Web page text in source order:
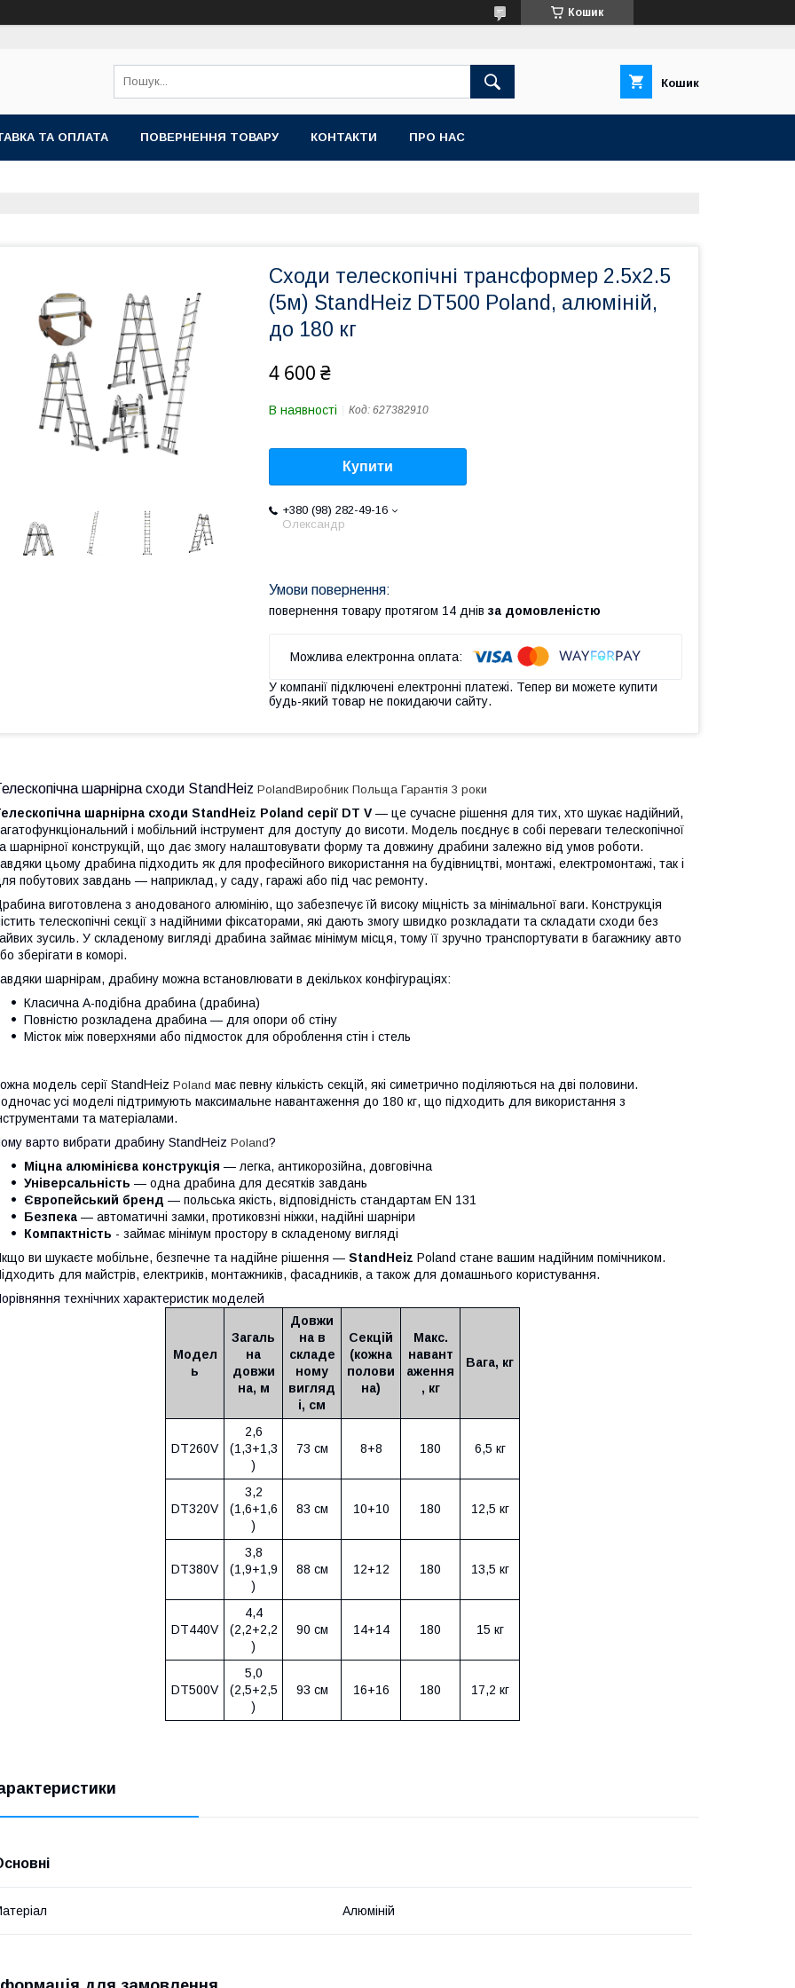
Кошик
Кошик
ТА ОПЛАТА ПОВЕРНЕННЯ ТОВАРУ КОНТАКТИ ПРО НАС
Сходи телескопічні трансформер 2.5х2.5
(5м) StandHeiz DT500 Poland, алюміній,
до 180 кг
4 600 ₴
В наявності Код: 627382910
Купити
+380 (98) 282-49-16
Олександр
повернення товару протягом 14 днів за домовленістю
У компанії підключені електронні платежі. Тепер ви можете купити
будь-який товар не покидаючи сайту.
шарнірна сходи StandHeiz PolandВиробник Польща Гарантія 3 роки
шарнірна сходи StandHeiz Poland серії DT V — це сучасне рішення для тих, хто шукає надійний,
і мобільний інструмент для доступу до висоти. Модель поєднує в собі переваги телескопічної
шарнірної конструкцій, що дає змогу налаштовувати форму та довжину драбини залежно від умов роботи.
цьому драбина підходить як для професійного використання на будівництві, монтажі, електромонтажі, так і
побутових завдань — наприклад, у саду, гаражі або під час ремонту.
виготовлена з анодованого алюмінію, що забезпечує їй високу міцність за мінімальної ваги. Конструкція
телескопічні секції з надійними фіксаторами, які дають змогу швидко розкладати та складати сходи без
зусиль. У складеному вигляді драбина займає мінімум місця, тому її зручно транспортувати в багажнику авто
зберігати в коморі.
шарнірам, драбину можна встановлювати в декількох конфігураціях:
Класична A-подібна драбина (драбина)
Повністю розкладена драбина — для опори об стіну
Місток між поверхнями або підмосток для оброблення стін і стель
модель серії StandHeiz Poland має певну кількість секцій, які симетрично поділяються на дві половини.
усі моделі підтримують максимальне навантаження до 180 кг, що підходить для використання з
та матеріалами.
варто вибрати драбину StandHeiz Poland?
Міцна алюмінієва конструкція — легка, антикорозійна, довговічна
Універсальність — одна драбина для десятків завдань
Європейський бренд — польська якість, відповідність стандартам EN 131
Безпека — автоматичні замки, протиковзні ніжки, надійні шарніри
Компактність - займає мінімум простору в складеному вигляді
ви шукаєте мобільне, безпечне та надійне рішення — StandHeiz Poland стане вашим надійним помічником.
для майстрів, електриків, монтажників, фасадників, а також для домашнього користування.
технічних характеристик моделей
Модел
ь
Загаль
на
довжи
на, м
Довжи
на в
складе
ному
вигляд
і, см
Секцій
(кожна
полови
на)
Макс.
навант
аження
, кг
Вага, кг
DT260V
2,6
(1,3+1,3
)
73 см 8+8 180 6,5 кг
DT320V
3,2
(1,6+1,6
)
83 см 10+10 180 12,5 кг
DT380V
3,8
(1,9+1,9
)
88 см 12+12 180 13,5 кг
DT440V
4,4
(2,2+2,2
)
90 см 14+14 180 15 кг
DT500V
5,0
(2,5+2,5
)
93 см 16+16 180 17,2 кг
Алюміній